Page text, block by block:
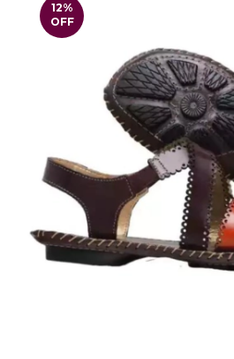
12%
OFF